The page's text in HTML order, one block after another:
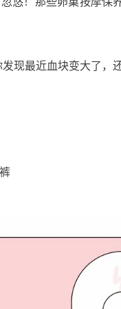
现最近血块变大了，